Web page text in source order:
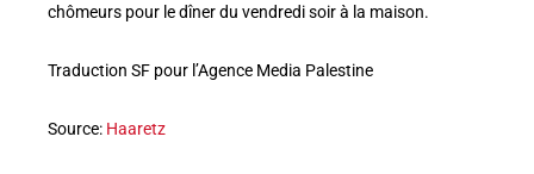
chômeurs pour le dîner du vendredi soir à la maison.
Traduction SF pour l’Agence Media Palestine
Source: Haaretz